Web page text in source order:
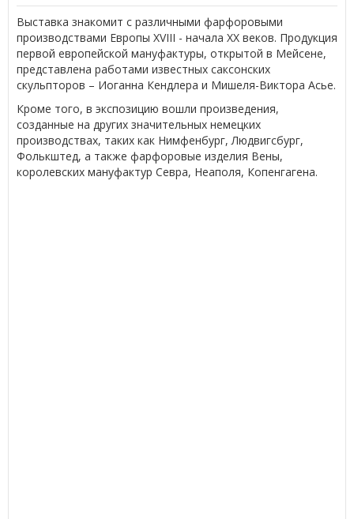
Выставка знакомит с различными фарфоровыми
производствами Европы XVІІІ - начала XХ веков. Продукция
первой европейской мануфактуры, открытой в Мейсене,
представлена работами известных саксонских
скульпторов – Иоганна Кендлера и Мишеля-Виктора Асье.
Кроме того, в экспозицию вошли произведения,
созданные на других значительных немецких
производствах, таких как Нимфенбург, Людвигсбург,
Фолькштед, а также фарфоровые изделия Вены,
королевских мануфактур Севра, Неаполя, Копенгагена.